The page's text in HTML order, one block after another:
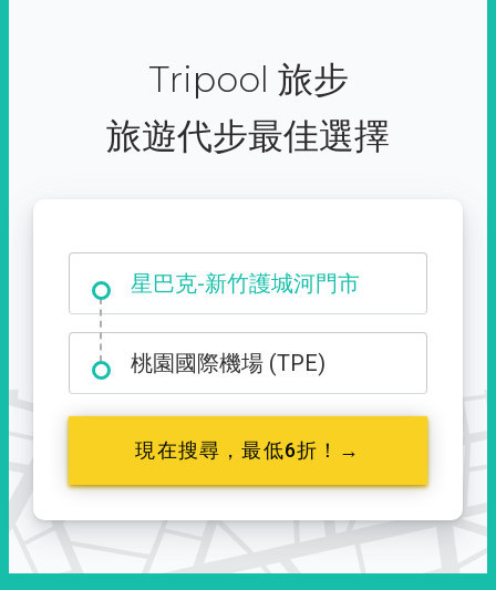
Tripool 旅步
旅遊代步最佳選擇
大霸尖山登山口
桃園國際機場 (TPE)
現在搜尋，最低6折！→